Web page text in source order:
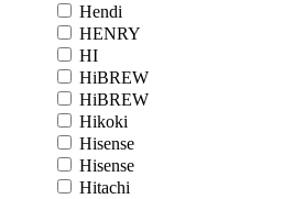
Hendi
HENRY
HI
HiBREW
HiBREW
Hikoki
Hisense
Hisense
Hitachi